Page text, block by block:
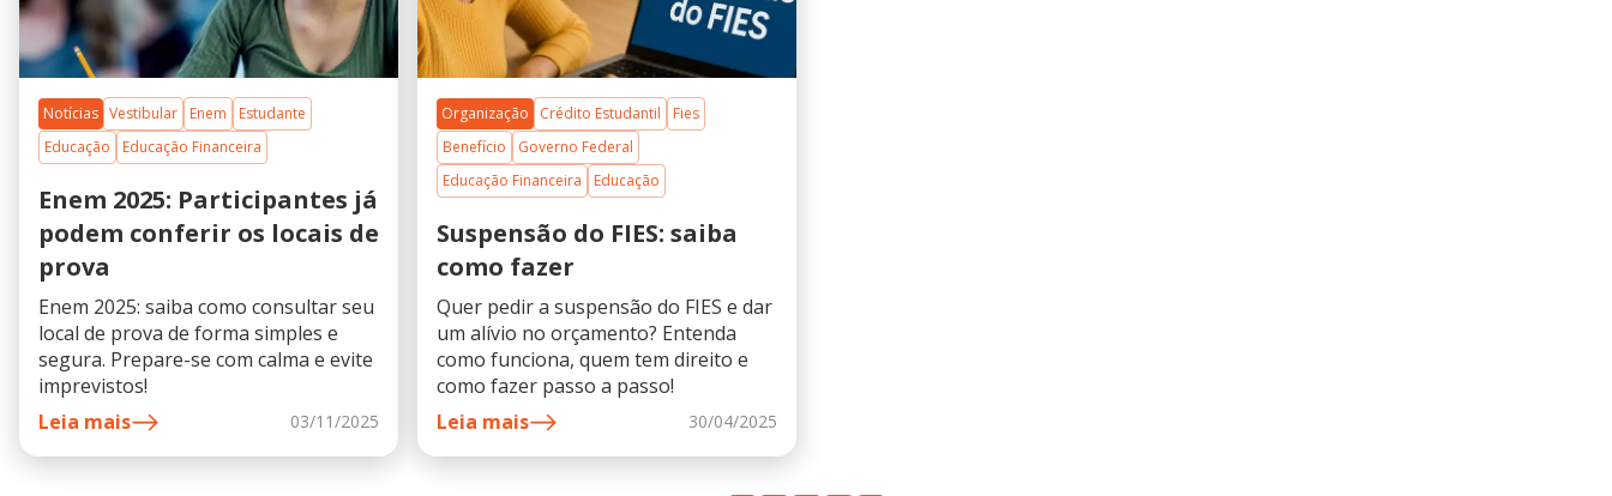
Notícias Vestibular Enem
Estudante
Educação
Educação Financeira
Enem 2025: Participantes já
podem conferir os locais de
prova
Enem 2025: saiba como consultar seu
local de prova de forma simples e
segura. Prepare-se com calma e evite
imprevistos!
Leia mais
03/11/2025
Organização Crédito Estudantil
Fies
Benefício
Governo Federal
Educação Financeira
Educação
Suspensão do FIES: saiba
como fazer
Quer pedir a suspensão do FIES e dar
um alívio no orçamento? Entenda
como funciona, quem tem direito e
como fazer passo a passo!
Leia mais
30/04/2025